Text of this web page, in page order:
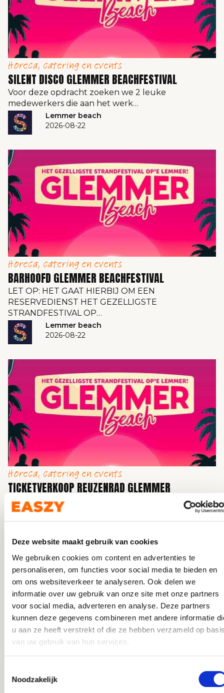
Deze website maakt gebruik van cookies
We gebruiken cookies om content en advertenties te
personaliseren, om functies voor social media te bieden en
om ons websiteverkeer te analyseren. Ook delen we
informatie over uw gebruik van onze site met onze partners
voor social media, adverteren en analyse. Deze partners
kunnen deze gegevens combineren met andere informatie
u aan ze heeft verstrekt of die ze hebben verzameld op
van uw gebruik van hun services.
Noodzakelijk
Horeca, catering en events
SILENT DISCO GLEMMER BEACHFESTIVAL
Voor deze opdracht zoeken we 2 leuke
medewerkers die aan het werk…
Lemmer beach
2026-08-22
Horeca, catering en events
BARHOOFD GLEMMER BEACHFESTIVAL
LET OP: HET GAAT HIERBIJ OM EEN
RESERVEDIENST HET GEZELLIGSTE
STRANDFESTIVAL OP…
Lemmer beach
2026-08-22
Horeca, catering en events
TICKETVERKOOP REUZENRAD GLEMMER
BEACHFESTIVAL
LET OP: HET GAAT HIERBIJ OM EEN
Lemmer beach
Horeca, catering en events